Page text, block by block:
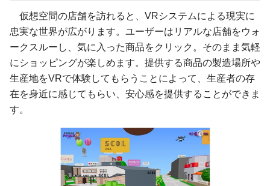
仮想空間の店舗を訪れると、VRシステムによる現実に
忠実な世界が広がります。ユーザーはリアルな店舗をウォ
ークスルーし、気に入った商品をクリック。そのまま気軽
にショッピングが楽しめます。提供する商品の製造場所や
生産地をVRで体験してもらうことによって、生産者の存
在を身近に感じてもらい、安心感を提供することができま
す。